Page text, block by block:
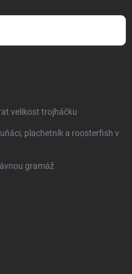
velikost trojháčku
plachetník a roosterfish v
gramáž